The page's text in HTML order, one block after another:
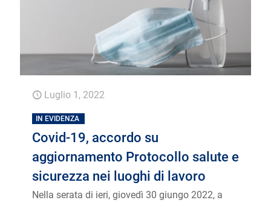
Luglio 1, 2022
IN EVIDENZA
Covid-19, accordo su
aggiornamento Protocollo salute e
sicurezza nei luoghi di lavoro
Nella serata di ieri, giovedì 30 giungo 2022, a